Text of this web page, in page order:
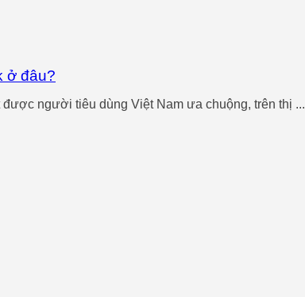
ở đâu?
người tiêu dùng Việt Nam ưa chuộng, trên thị ...